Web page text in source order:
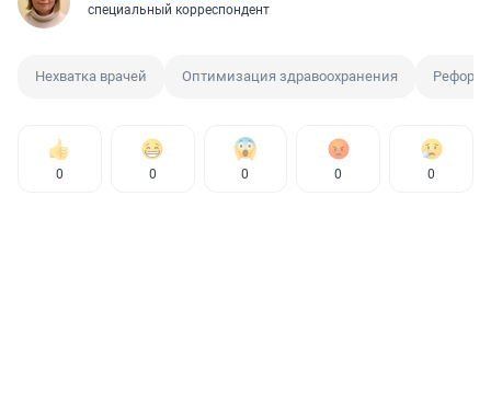
специальный корреспондент
Нехватка врачей Оптимизация здравоохранения
0 0 0 0 0